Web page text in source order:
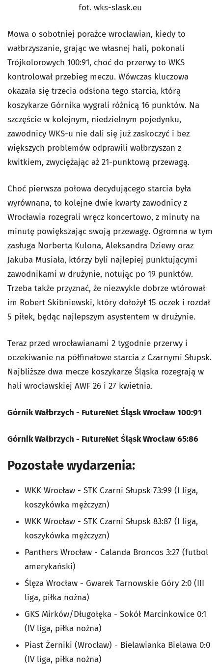
fot. wks-slask.eu
Mowa o sobotniej porażce wrocławian, kiedy to
wałbrzyszanie, grając we własnej hali, pokonali
Trójkolorowych 100:91, choć do przerwy to WKS
kontrolował przebieg meczu. Wówczas kluczowa
okazała się trzecia odsłona tego starcia, którą
koszykarze Górnika wygrali różnicą 16 punktów. Na
szczęście w kolejnym, niedzielnym pojedynku,
zawodnicy WKS-u nie dali się już zaskoczyć i bez
większych problemów odprawili wałbrzyszan z
kwitkiem, zwyciężając aż 21-punktową przewagą.
Choć pierwsza połowa decydującego starcia była
wyrównana, to kolejne dwie kwarty zawodnicy z
Wrocławia rozegrali wręcz koncertowo, z minuty na
minutę powiększając swoją przewagę. Ogromna w tym
zasługa Norberta Kulona, Aleksandra Dziewy oraz
Jakuba Musiała, którzy byli najlepiej punktującymi
zawodnikami w drużynie, notując po 19 punktów.
Trzeba także przyznać, że niezwykle dobrze wtórował
im Robert Skibniewski, który dołożył 15 oczek i rozdał
5 piłek, będąc najlepszym asystentem w drużynie.
Teraz przed wrocławianami 2 tygodnie przerwy i
oczekiwanie na półfinałowe starcia z Czarnymi Słupsk.
Najbliższe dwa mecze koszykarze Śląska rozegrają w
hali wrocławskiej AWF 26 i 27 kwietnia.
Górnik Wałbrzych - FutureNet Śląsk Wrocław 100:91
Górnik Wałbrzych - FutureNet Śląsk Wrocław 65:86
Pozostałe wydarzenia:
WKK Wrocław - STK Czarni Słupsk 73:99 (I liga,
koszykówka mężczyzn)
WKK Wrocław - STK Czarni Słupsk 83:87 (I liga,
koszykówka mężczyzn)
Panthers Wrocław - Calanda Broncos 3:27 (futbol
amerykański)
Ślęza Wrocław - Gwarek Tarnowskie Góry 2:0 (III
liga, piłka nożna)
GKS Mirków/Długołęka - Sokół Marcinkowice 0:1
(IV liga, piłka nożna)
Piast Żerniki (Wrocław) - Bielawianka Bielawa 0:0
(IV liga, piłka nożna)